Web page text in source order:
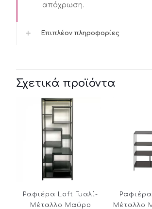
απόχρωση.
Επιπλέον πληροφορίες
Σχετικά προϊόντα
Ραφιέρα Loft Γυαλί-
Μέταλλο Μαύρο
Μέταλλο